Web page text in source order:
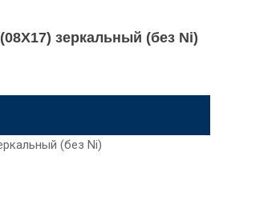
зеркальный (без Ni)